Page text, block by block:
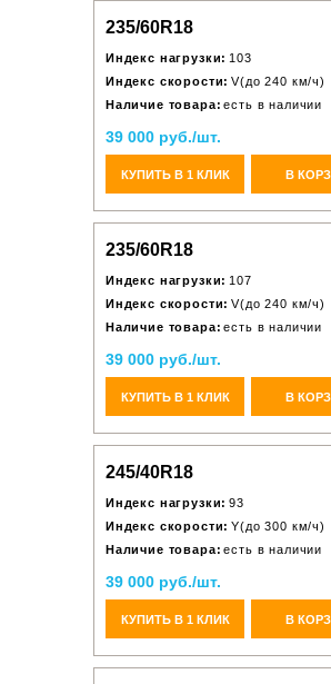
235/60R18
Индекс нагрузки: 103
Индекс скорости: V(до 240 км/ч)
Наличие товара: есть в наличии
39 000 руб./шт.
КУПИТЬ В 1 КЛИК В
235/60R18
Индекс нагрузки: 107
Индекс скорости: V(до 240 км/ч)
Наличие товара: есть в наличии
39 000 руб./шт.
КУПИТЬ В 1 КЛИК В
245/40R18
Индекс нагрузки: 93
Индекс скорости: Y(до 300 км/ч)
Наличие товара: есть в наличии
39 000 руб./шт.
КУПИТЬ В 1 КЛИК В